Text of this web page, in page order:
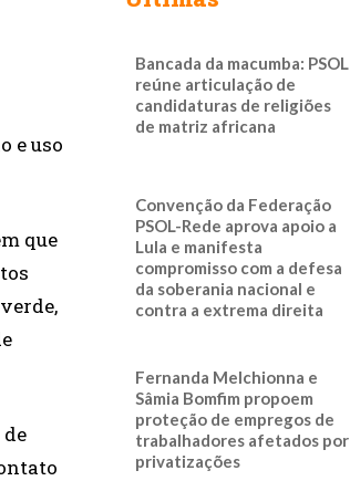
e uso
que
Bancada da macumba: PSOL
reúne articulação de
candidaturas de religiões
de matriz africana
Convenção da Federação
PSOL-Rede aprova apoio a
Lula e manifesta
compromisso com a defesa
da soberania nacional e
contra a extrema direita
Fernanda Melchionna e
Sâmia Bomfim propoem
proteção de empregos de
trabalhadores afetados por
privatizações